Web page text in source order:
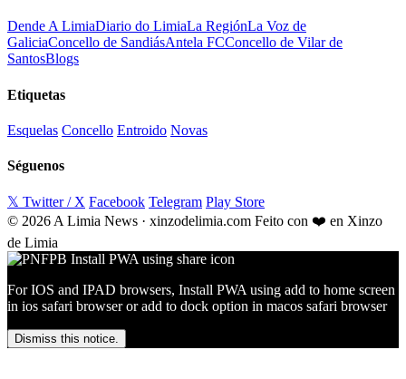
Dende A LimiaDiario do LimiaLa RegiónLa Voz de
GaliciaConcello de SandiásAntela FCConcello de Vilar de
SantosBlogs
Etiquetas
Esquelas Concello Entroido Novas
Séguenos
𝕏 Twitter / X Facebook Telegram Play Store
© 2026 A Limia News · xinzodelimia.com Feito con ❤️ en Xinzo
de Limia
For IOS and IPAD browsers, Install PWA using add to home screen
in ios safari browser or add to dock option in macos safari browser
Dismiss this notice.